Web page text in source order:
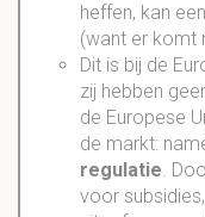
heffen, kan
(want er komt
Dit is bij de
zij hebben
de Europese
de markt:
regulatie.
voor